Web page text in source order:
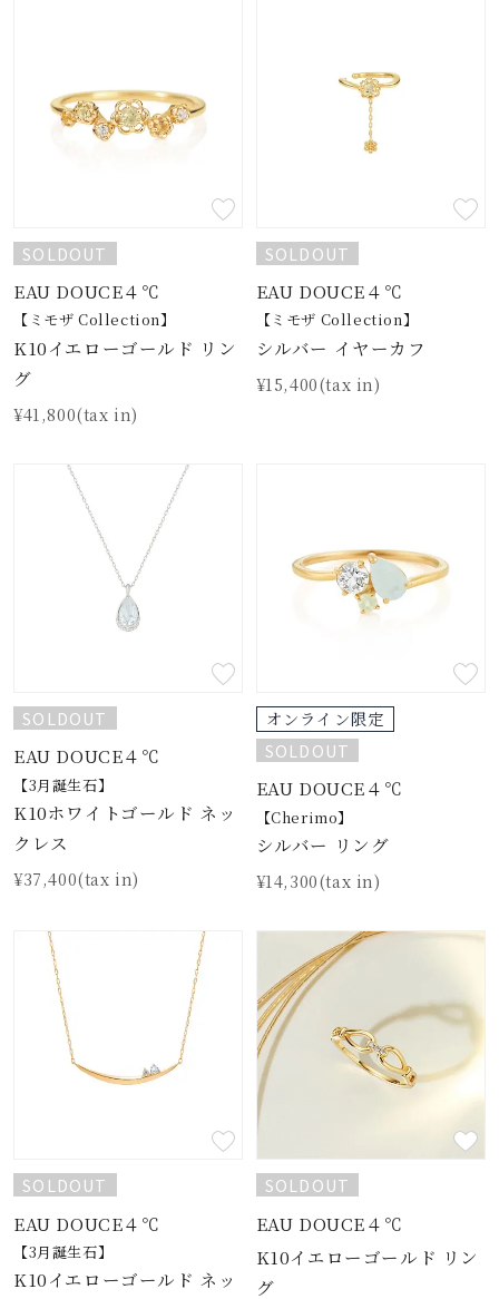
SOLDOUT
EAU DOUCE４℃
【ミモザ Collection】
K10イエローゴールド リン
グ
¥41,800(tax in)
SOLDOUT
EAU DOUCE４℃
【ミモザ Collection】
シルバー イヤーカフ
¥15,400(tax in)
SOLDOUT
EAU DOUCE４℃
【3月誕生石】
K10ホワイトゴールド ネッ
クレス
¥37,400(tax in)
オンライン限定
SOLDOUT
EAU DOUCE４℃
【Cherimo】
シルバー リング
¥14,300(tax in)
SOLDOUT
EAU DOUCE４℃
【3月誕生石】
K10イエローゴールド ネッ
SOLDOUT
EAU DOUCE４℃
K10イエローゴールド リン
グ